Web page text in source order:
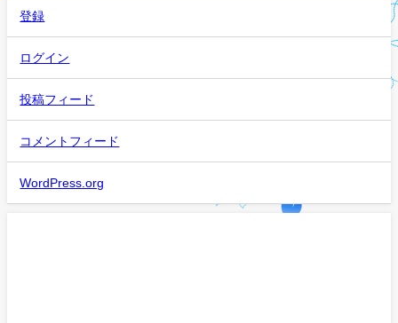
登録
ログイン
投稿フィード
コメントフィード
WordPress.org